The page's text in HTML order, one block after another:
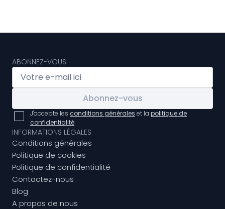
ABONNEZ-VOUS
Abonnez-vous
J'accepte les conditions générales et la politique de
confidentialité
INFORMATIONS LÉGALES
Conditions générales
Politique de cookies
Politique de confidentialité
Contactez-nous
Blog
A propos de nous